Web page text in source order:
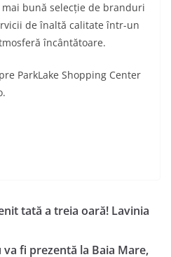
mai bună selecție de branduri
de înaltă calitate într-un
încântătoare.
ParkLake Shopping Center
tată a treia oară! Lavinia
fi prezentă la Baia Mare,